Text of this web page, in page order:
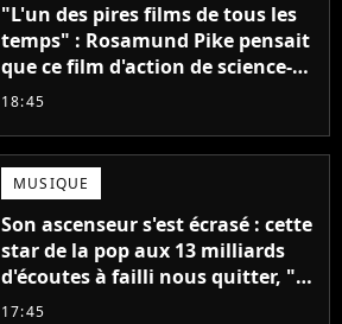
"L'un des pires films de tous les
temps" : Rosamund Pike pensait
que ce film d'action de science-
fiction avec Dwayne Johnson
18:45
MUSIQUE
Son ascenseur s'est écrasé : cette
star de la pop aux 13 milliards
d'écoutes à failli nous quitter, "Je
pensais ne plus jamais chanter"
17:45